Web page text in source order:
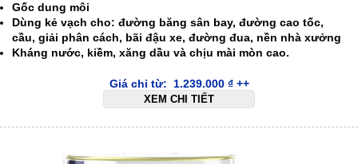
Gốc dung môi
Dùng kẻ vạch cho: đường băng sân bay, đường cao tốc,
cầu, giải phân cách, bãi đậu xe, đường đua, nền nhà xưởng
Kháng nước, kiềm, xăng dầu và chịu mài mòn cao.
Giá chỉ từ: 1.239.000 ₫++
XEM CHI TIẾT